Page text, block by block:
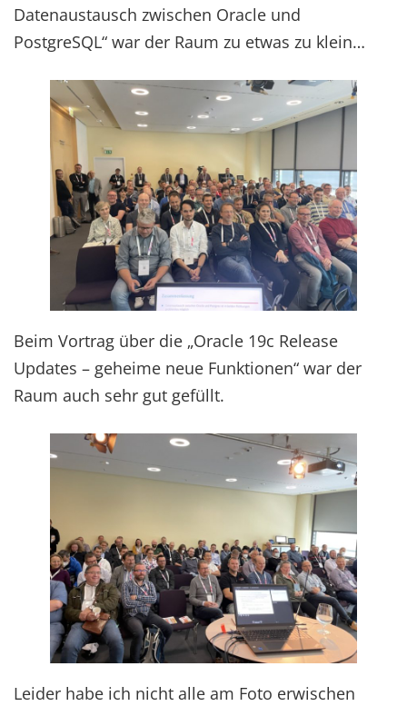
Datenaustausch zwischen Oracle und
PostgreSQL“ war der Raum zu etwas zu klein…
Beim Vortrag über die „Oracle 19c Release
Updates – geheime neue Funktionen“ war der
Raum auch sehr gut gefüllt.
Leider habe ich nicht alle am Foto erwischen